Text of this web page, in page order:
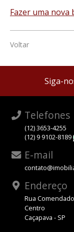
Fazer uma nova
Voltar
Siga-
Telefones
(12) 3653-4255
(12) 9 9102-8189
E-mail
Endereço
Rua
Centro
Caçapava - SP